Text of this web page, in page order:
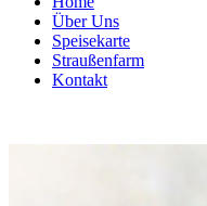
Über Uns
Speisekarte
Straußenfarm
Kontakt